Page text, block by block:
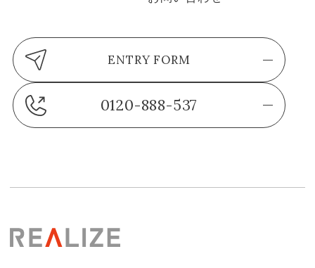
ENTRY FORM
0120-888-537